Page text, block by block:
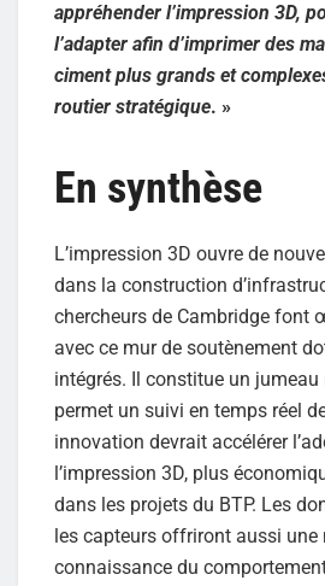
appréhender l’impression 3D,
l’adapter afin d’imprimer des
ciment plus grands et
routier stratégique. »
En synthèse
L’impression 3D ouvre de
dans la construction
chercheurs de Cambridge font
avec ce mur de soutènement
intégrés. Il constitue un jumeau
permet un suivi en temps réel
innovation devrait accélérer
l’impression 3D, plus
dans les projets du BTP. Les
les capteurs offriront aussi une
connaissance du